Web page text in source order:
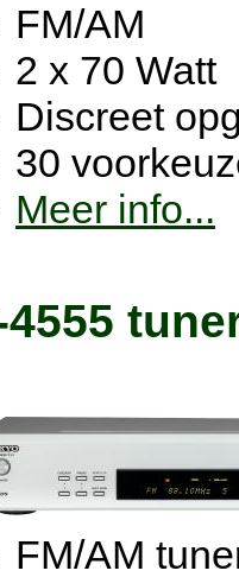
FM/AM
2 x 70 Watt
Discreet
30
Meer info...
4555
FM/AM